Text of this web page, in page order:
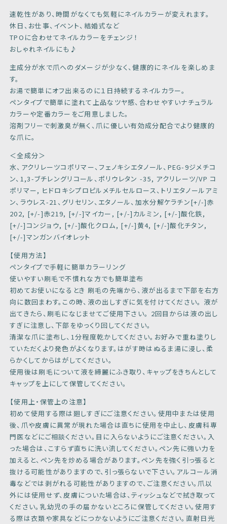
の
数
量
を
減
す
の
数
量
を
増
す
速乾性があり、時間がなくても気軽にネイルカラーが変えれます。
休日、お仕事、イベント、結婚式など
TPOに合わせてネイルカラーをチェンジ！
おしゃれネイルにも♪
主成分が水で爪へのダメージが少なく、健康的にネイルを楽しめま
す。
お湯で簡単にオフ出来るのに１日持続するネイルカラー。
ペンタイプで簡単に塗れて上品なツヤ感、合わせやすいナチュラル
カラーや定番カラーをご用意しました。
溶剤フリーで刺激臭が無く、爪に優しい有効成分配合でより健康的
な爪に。
＜全成分＞
水、アクリレーツコポリマー、フェノキシエタノール、PEG-9ジメチコ
ン、1,3-ブチレングリコール、ポリウレタン -35, アクリレーツ/VP コ
ポリマー, ヒドロキシプロピルメチルセルロース、トリエタノールアミ
ン、ラウレス-21、グリセリン、エタノール、加水分解ケラチン[+/-]赤
202, [+/-]赤219, [+/-]マイカー, [+/-]カルミン, [+/-]酸化鉄,
[+/-]コンジョウ, [+/-]酸化クロム, [+/-]黄4, [+/-]酸化チタン,
[+/-]マンガンバイオレット
【使用方法】
ペンタイプで手軽に簡単カラーリング
使いやすい刷毛で不慣れな方でも簡単塗布
初めてお使いになるとき 刷毛の先端から、液が出るまで下部を右方
向に数回まわす。この時、液の出しすぎに気を付けてください。 液が
出てきたら、刷毛になじませてご使用下さい。 2回目からは液の出し
すぎに注意し、下部をゆっくり回してください。
清潔な爪に塗布し、1分程度乾かしてください。お好みで重ね塗りし
ていただくより発色がよくなります。はがす時はぬるま湯に浸し、柔
らかくしてからはがしてください。
使用後は刷毛について液を締麗にふき取り、キャップをきちんとして
キャップを上にして保管してください。
【使用上・保管上の注意】
初めて使用する際は廻しすぎにご注意ください。使用中または使用
後、爪や皮膚に異常が現れた場合は直ちに使用を中止し、皮膚科専
門医などにご相談ください。目に入らないようにご注意ください。入
った場合は、こすらず直ちに洗い流してください。ペン先に強い力を
加えると、ペン先を炒める場合があります。ペン先を強く引っ張ると
抜ける可能性がありますので、引っ張らないで下さい。アルコール消
毒などでは剥がれる可能性がありますので、ご注意ください。爪以
外には使用せず、皮膚についた場合は、ティッシュなどで拭き取って
ください。乳幼児の手の届かないところに保管してください。使用す
る際は衣類や家具などにつかないようにご注意ください。直射日光